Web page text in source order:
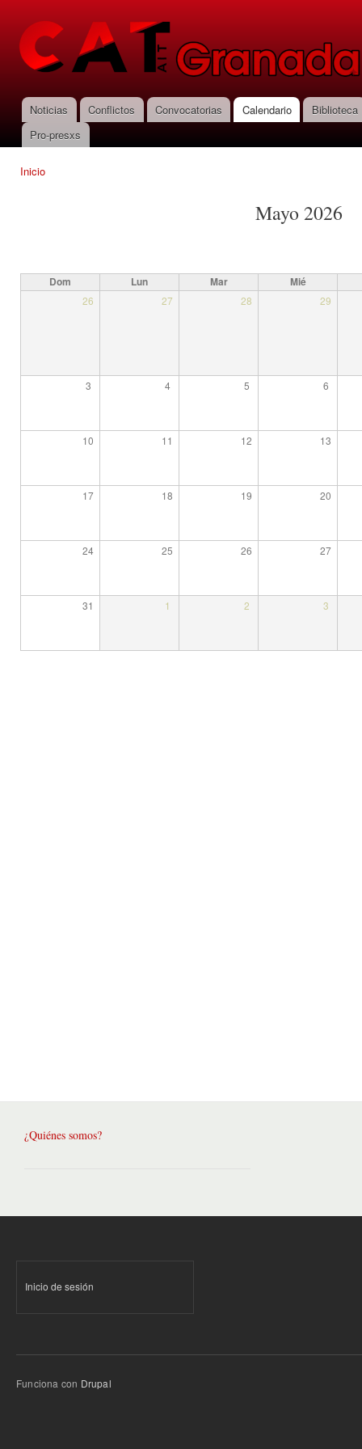
CNT-AIT
Granada
Menú principal
Noticias Conflictos Convocatorias Calendario
Biblioteca
Pro-presxs
Inicio
Mayo 2026
Dom Lun Mar
Mié
26
27 28 29
3 4 5 6
10 11 12 13
17 18 19 20
24 25 26 27
31 1 2 3
¿Quiénes somos?
Inicio de sesión
Funciona con Drupal